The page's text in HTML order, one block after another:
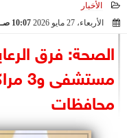
الرئاسة
البرلمان
الوزارات
الأخبار
الأربعاء، 27 مايو 2026
10:07 صـ
محافظات